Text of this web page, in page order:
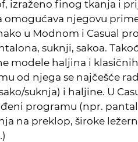
izraženo finog tkanja i
omogućava njegovu
u Modnom i Casual
suknji, sakoa.
modele haljina i
od njega se najčešće
suknja) i haljine. U
programu (npr.
na preklop, široke